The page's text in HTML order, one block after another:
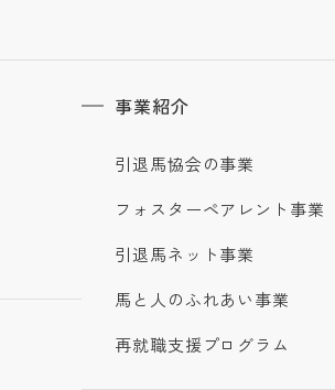
事業紹介
引退馬協会の事業
フォスターペアレント事業
引退馬ネット事業
馬と人のふれあい事業
再就職支援プログラム